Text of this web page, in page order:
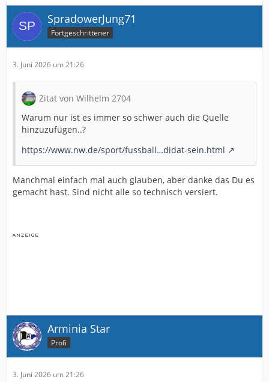
SpradowerJung71
Fortgeschrittener
3. Juni 2026 um 21:26
Zitat von Wilhelm 2704
Warum nur ist es immer so schwer auch die Quelle
hinzuzufügen..?
https://www.nw.de/sport/fussball…didat-sein.html
Manchmal einfach mal auch glauben, aber danke das Du es
gemacht hast. Sind nicht alle so technisch versiert.
Arminia Star
Profi
3. Juni 2026 um 21:26